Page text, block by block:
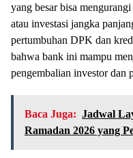
yang besar bisa
atau investasi jangka
pertumbuhan DPK dan
bahwa bank ini mampu
pengembalian investor dan
Baca Juga: Jadwal
Ramadan 2026 yang